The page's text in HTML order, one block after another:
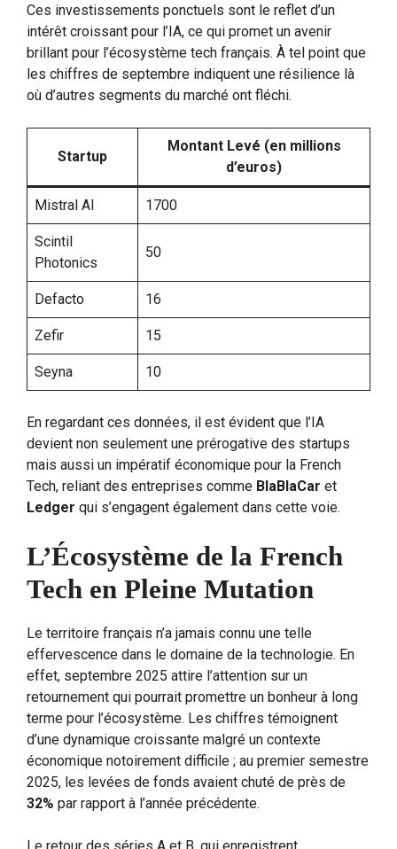
Ces investissements ponctuels sont le reflet d’un
intérêt croissant pour l’IA, ce qui promet un avenir
brillant pour l’écosystème tech français. À tel point que
les chiffres de septembre indiquent une résilience là
où d’autres segments du marché ont fléchi.
Startup
Montant Levé (en millions
d’euros)
Mistral AI 1700
Scintil
Photonics
50
Defacto 16
Zefir 15
Seyna 10
En regardant ces données, il est évident que l’IA
devient non seulement une prérogative des startups
mais aussi un impératif économique pour la French
Tech, reliant des entreprises comme BlaBlaCar et
Ledger qui s’engagent également dans cette voie.
L’Écosystème de la French
Tech en Pleine Mutation
Le territoire français n’a jamais connu une telle
effervescence dans le domaine de la technologie. En
effet, septembre 2025 attire l’attention sur un
retournement qui pourrait promettre un bonheur à long
terme pour l’écosystème. Les chiffres témoignent
d’une dynamique croissante malgré un contexte
économique notoirement difficile ; au premier semestre
2025, les levées de fonds avaient chuté de près de
32% par rapport à l’année précédente.
Le retour des séries A et B, qui enregistrent